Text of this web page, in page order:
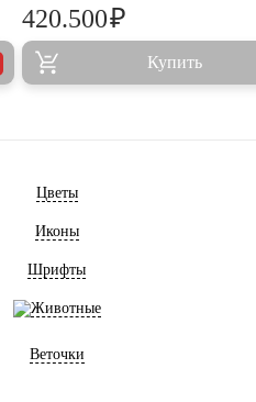
420.500₽
Купить
Цветы
Иконы
Шрифты
Животные
Веточки